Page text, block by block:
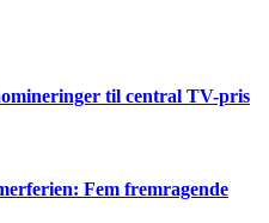
til central TV-pris
Fem fremragende